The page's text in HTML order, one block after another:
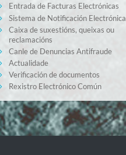
Entrada de Facturas Electrónicas
Sistema de Notificación Electrónica
Caixa de suxestións, queixas ou
reclamacións
Canle de Denuncias Antifraude
Actualidade
Verificación de documentos
Rexistro Electrónico Común